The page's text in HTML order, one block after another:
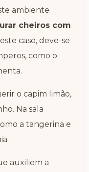
ambiente
cheiros com
caso, deve-se
como o
o capim limão,
Na sala
a tangerina e
auxiliem a